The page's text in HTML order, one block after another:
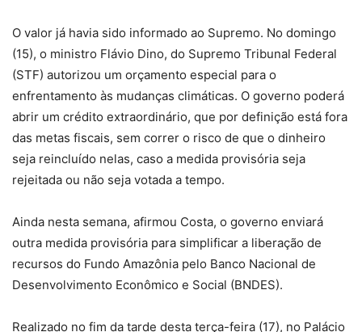
O valor já havia sido informado ao Supremo. No domingo
(15), o ministro Flávio Dino, do Supremo Tribunal Federal
(STF) autorizou um orçamento especial para o
enfrentamento às mudanças climáticas. O governo poderá
abrir um crédito extraordinário, que por definição está fora
das metas fiscais, sem correr o risco de que o dinheiro
seja reincluído nelas, caso a medida provisória seja
rejeitada ou não seja votada a tempo.
Ainda nesta semana, afirmou Costa, o governo enviará
outra medida provisória para simplificar a liberação de
recursos do Fundo Amazônia pelo Banco Nacional de
Desenvolvimento Econômico e Social (BNDES).
Realizado no fim da tarde desta terça-feira (17), no Palácio